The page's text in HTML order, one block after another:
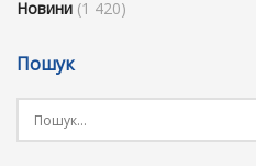
Новини (1 420)
Пошук